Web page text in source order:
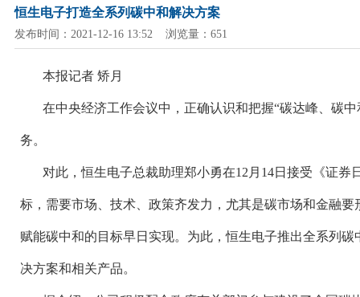
恒生电子打造全系列碳中和解决方案
发布时间：2021-12-16 13:52 浏览量：651
本报记者矫月
在中央经济工作会议中，正确认识和把握“碳达峰、碳
务。
对此，恒生电子总裁助理郑小勇在12 月 14日接受《证券
标，需要市场、技术、政策齐发力，尤其是碳市场和金融
赋能碳中和的目标早日实现。为此，恒生电子推出全系列
决方案和相关产品。